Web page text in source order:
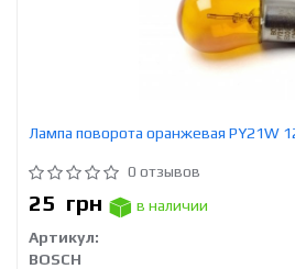
Лампа поворота оранжевая PY21W
0 отзывов
25 грн
в наличии
Артикул:
BOSCH